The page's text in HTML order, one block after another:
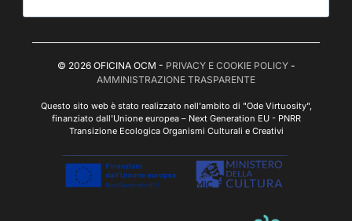
© 2026 OFICINA OCM - PRIVACY E COOKIE POLICY-
AMMINISTRAZIONE TRASPARENTE
Questo sito web è stato realizzato nell'ambito di "Ode Virtuosity",
finanziato dall'Unione europea – Next Generation EU - PNRR
Transizione Ecologica Organismi Culturali e Creativi